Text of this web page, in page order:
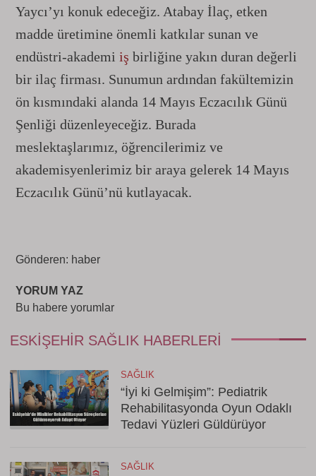
Yaycı’yı konuk edeceğiz. Atabay İlaç, etken
madde üretimine önemli katkılar sunan ve
endüstri-akademi iş birliğine yakın duran değerli
bir ilaç firması. Sunumun ardından fakültemizin
ön kısmındaki alanda 14 Mayıs Eczacılık Günü
Şenliği düzenleyeceğiz. Burada
meslektaşlarımız, öğrencilerimiz ve
akademisyenlerimiz bir araya gelerek 14 Mayıs
Eczacılık Günü’nü kutlayacak.
Gönderen: haber
YORUM YAZ
Bu habere yorumlar
ESKIŞEHIR SAĞLIK HABERLERI
SAĞLIK
“İyi ki Gelmişim”: Pediatrik
Rehabilitasyonda Oyun Odaklı
Tedavi Yüzleri Güldürüyor
SAĞLIK